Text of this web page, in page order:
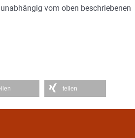
vom oben beschriebenen
teilen